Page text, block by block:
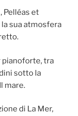
Pelléas et
la sua atmosfera
pianoforte, tra
sotto la
mare.
di La Mer,